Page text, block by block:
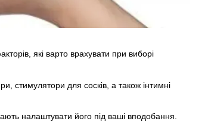
які варто врахувати при виборі
стимулятори для сосків, а також інтимні
налаштувати його під ваші вподобання.